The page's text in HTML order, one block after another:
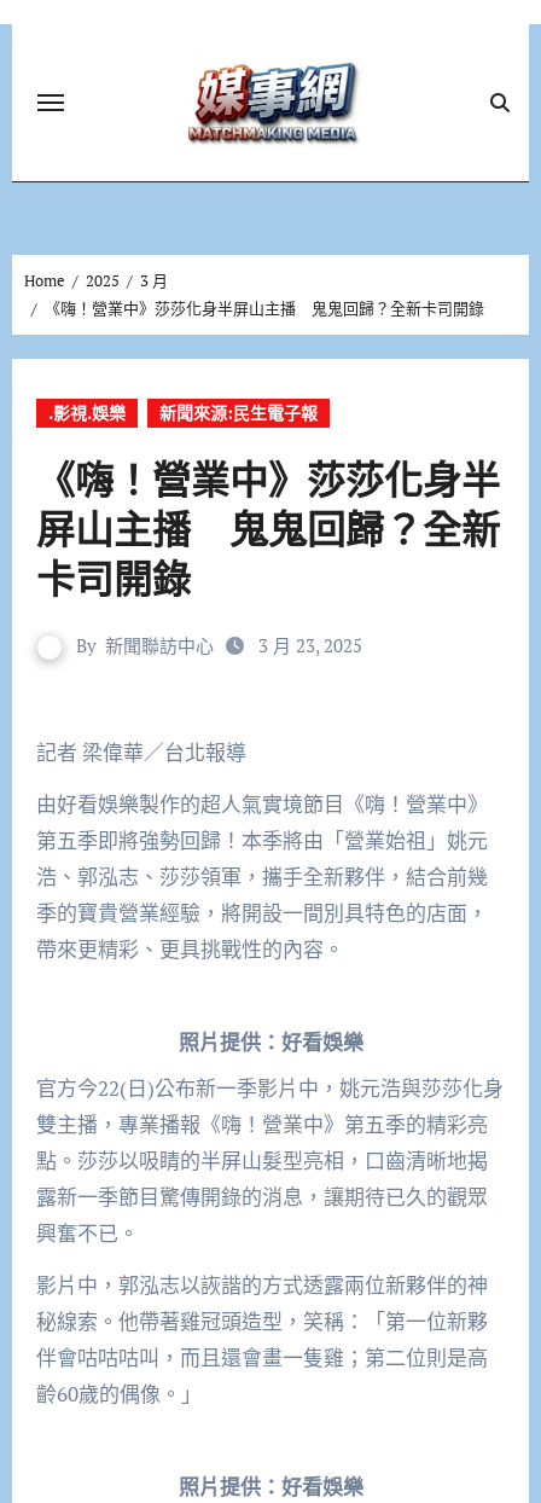
Home 2025
3 月
《嗨！營業中》莎莎化身半屏山主播 鬼鬼回歸？全新卡司開錄
.影視.娛樂 新聞來源:民生電子報
《嗨！營業中》莎莎化身半
屏山主播 鬼鬼回歸？全新
卡司開錄
By 新聞聯訪中心 3 月 23, 2025
記者 梁偉華／台北報導
由好看娛樂製作的超人氣實境節目《嗨！營業中》
第五季即將強勢回歸！本季將由「營業始祖」姚元
浩、郭泓志、莎莎領軍，攜手全新夥伴，結合前幾
季的寶貴營業經驗，將開設一間別具特色的店面，
帶來更精彩、更具挑戰性的內容。
照片提供：好看娛樂
官方今22(日)公布新一季影片中，姚元浩與莎莎化身
雙主播，專業播報《嗨！營業中》第五季的精彩亮
點。莎莎以吸睛的半屏山髮型亮相，口齒清晰地揭
露新一季節目驚傳開錄的消息，讓期待已久的觀眾
興奮不已。
影片中，郭泓志以詼諧的方式透露兩位新夥伴的神
秘線索。他帶著雞冠頭造型，笑稱：「第一位新夥
伴會咕咕咕叫，而且還會畫一隻雞；第二位則是高
齡60歲的偶像。」
照片提供：好看娛樂